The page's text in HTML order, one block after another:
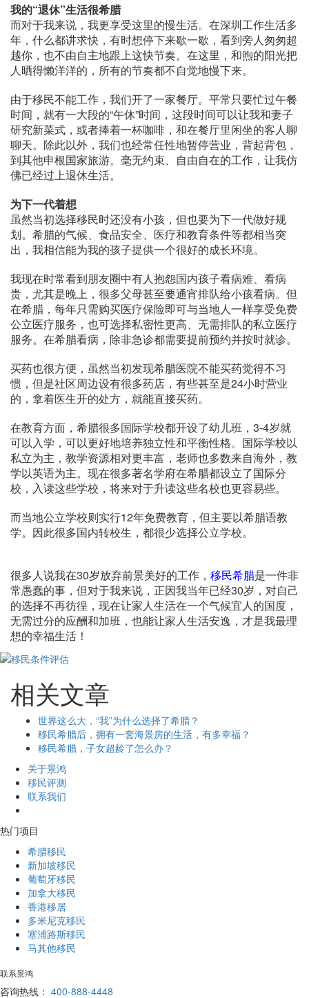
我的“退休”生活很希腊
而对于我来说，我更享受这里的慢生活。在深圳工作生活多
年，什么都讲求快，有时想停下来歇一歇，看到旁人匆匆超
越你，也不由自主地跟上这快节奏。在这里，和煦的阳光把
人晒得懒洋洋的，所有的节奏都不自觉地慢下来。
由于移民不能工作，我们开了一家餐厅。平常只要忙过午餐
时间，就有一大段的“午休”时间，这段时间可以让我和妻子
研究新菜式，或者捧着一杯咖啡，和在餐厅里闲坐的客人聊
聊天。除此以外，我们也经常任性地暂停营业，背起背包，
到其他申根国家旅游。毫无约束、自由自在的工作，让我仿
佛已经过上退休生活。
为下一代着想
虽然当初选择移民时还没有小孩，但也要为下一代做好规
划。希腊的气候、食品安全、医疗和教育条件等都相当突
出，我相信能为我的孩子提供一个很好的成长环境。
我现在时常看到朋友圈中有人抱怨国内孩子看病难、看病
贵，尤其是晚上，很多父母甚至要通宵排队给小孩看病。但
在希腊，每年只需购买医疗保险即可与当地人一样享受免费
公立医疗服务，也可选择私密性更高、无需排队的私立医疗
服务。在希腊看病，除非急诊都需要提前预约并按时就诊。
买药也很方便，虽然当初发现希腊医院不能买药觉得不习
惯，但是社区周边设有很多药店，有些甚至是24小时营业
的，拿着医生开的处方，就能直接买药。
在教育方面，希腊很多国际学校都开设了幼儿班，3-4岁就
可以入学，可以更好地培养独立性和平衡性格。国际学校以
私立为主，教学资源相对更丰富，老师也多数来自海外，教
学以英语为主。现在很多著名学府在希腊都设立了国际分
校，入读这些学校，将来对于升读这些名校也更容易些。
而当地公立学校则实行12年免费教育，但主要以希腊语教
学。因此很多国内转校生，都很少选择公立学校。
很多人说我在30岁放弃前景美好的工作， 移民希腊是一件非
常愚蠢的事，但对于我来说，正因我当年已经30岁，对自己
的选择不再彷徨，现在让家人生活在一个气候宜人的国度，
无需过分的应酬和加班，也能让家人生活安逸，才是我最理
想的幸福生活！
相关文章
世界这么大，“我”为什么选择了希腊？
移民希腊后，拥有一套海景房的生活，有多幸福？
移民希腊，子女超龄了怎么办？
关于景鸿
移民评测
联系我们
热门项目
希腊移民
新加坡移民
葡萄牙移民
加拿大移民
香港移居
多米尼克移民
塞浦路斯移民
马其他移民
联系景鸿
咨询热线： 400-888-4448